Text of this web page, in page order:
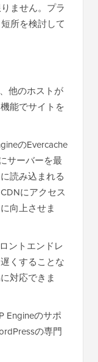
ません。プラ
所を検討して
他のホストが
能でサイトを
のEvercache
サーバーを最
読み込まれる
にアクセス
向上させま
ントエンドレ
くすることな
対応できま
Engineのサポ
の専門